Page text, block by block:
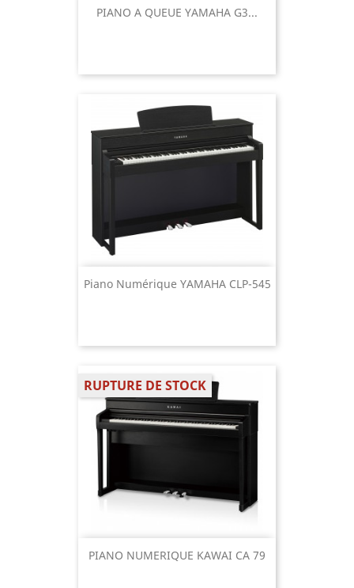
PIANO A QUEUE YAMAHA G3...
Piano Numérique YAMAHA CLP-545
PIANO NUMERIQUE KAWAI CA 79
RUPTURE DE STOCK